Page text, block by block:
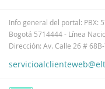
Info general del portal: PBX:
Bogotá 5714444 - Línea
Dirección: Av. Calle 26 #